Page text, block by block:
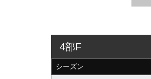
4部F
シーズン